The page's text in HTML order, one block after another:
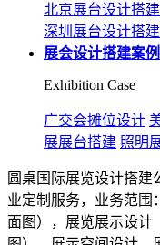
北京展台设计搭建
深圳展台设计搭建
展会设计搭建案例
Exhibition Case
广交会摊位设计
展展台搭建 照明
圆桌国际展览设计搭建
业定制服务，业务范围
面图），展览展示设计